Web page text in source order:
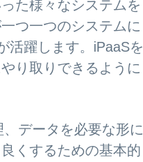
た様々なシステムを
つ一つのシステムに
活躍します。iPaaSを
り取りできるように
データを必要な形に
くするための基本的